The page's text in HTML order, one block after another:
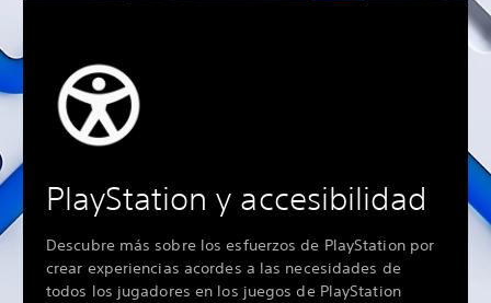
PlayStation y accesibilidad
Descubre más sobre los esfuerzos de PlayStation por
crear experiencias acordes a las necesidades de
todos los jugadores en los juegos de PlayStation